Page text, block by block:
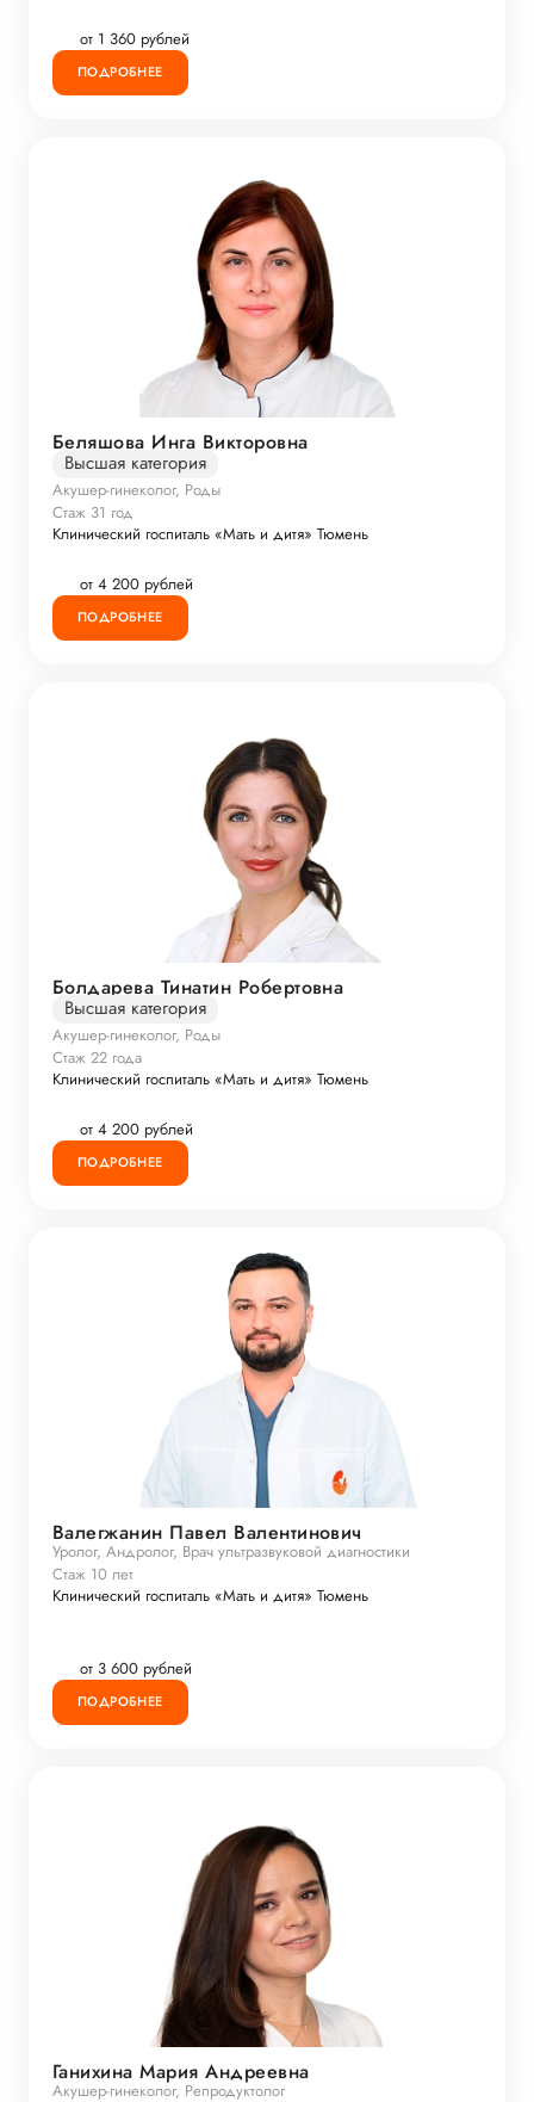
от 1 360 рублей
ПОДРОБНЕЕ
Беляшова Инга Викторовна
Высшая категория
Акушер-гинеколог, Роды
Стаж 31 год
Клинический госпиталь «Мать и дитя» Тюмень
от 4 200 рублей
ПОДРОБНЕЕ
Болдарева Тинатин Робертовна
Высшая категория
Акушер-гинеколог, Роды
Стаж 22 года
Клинический госпиталь «Мать и дитя» Тюмень
от 4 200 рублей
ПОДРОБНЕЕ
Валегжанин Павел Валентинович
Уролог, Андролог, Врач ультразвуковой диагностики
Стаж 10 лет
Клинический госпиталь «Мать и дитя» Тюмень
от 3 600 рублей
ПОДРОБНЕЕ
Ганихина Мария Андреевна
Акушер-гинеколог, Репродуктолог